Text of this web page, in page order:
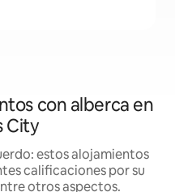
con alberca en
City
estos alojamientos
calificaciones por su
otros aspectos.